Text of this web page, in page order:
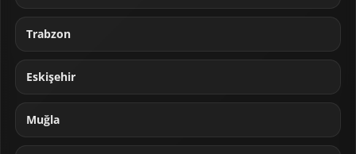
Trabzon
Eskişehir
Muğla